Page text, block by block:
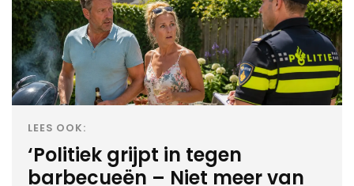
LEES OOK:
‘Politiek grijpt in tegen
barbecueën – Niet meer van